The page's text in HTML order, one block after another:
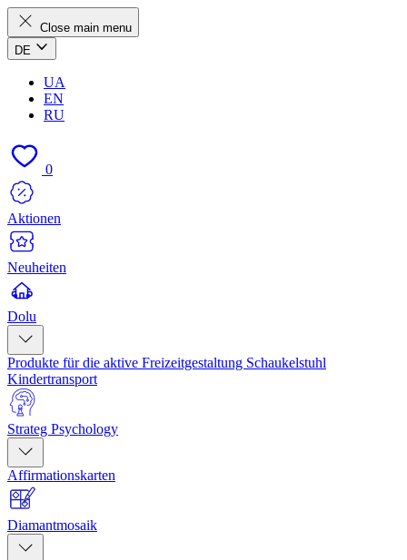
Close main menu
DE
UA
EN
RU
0
Aktionen
Neuheiten
Dolu
Produkte für die aktive Freizeitgestaltung Schaukelstuhl
Kindertransport
Strateg Psychology
Affirmationskarten
Diamantmosaik